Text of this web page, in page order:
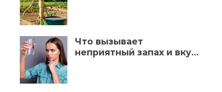
Что вызывает
неприятный запах и вкус